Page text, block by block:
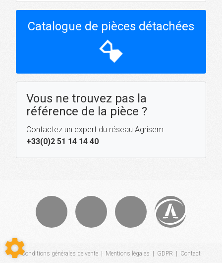
Catalogue de pièces détachées
hourglass_top
Vous ne trouvez pas la
référence de la pièce ?
Contactez un expert du réseau Agrisem.
+33(0)2 51 14 14 40
Conditions générales de vente Mentions légales GDPR Contact